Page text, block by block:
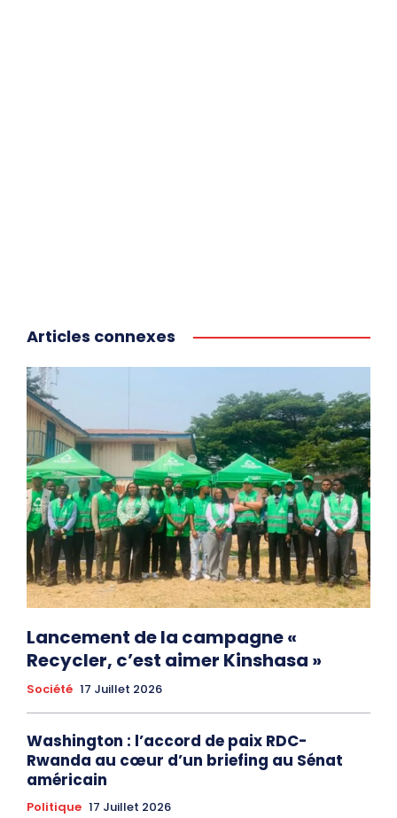
Articles connexes
Lancement de la campagne «
Recycler, c’est aimer Kinshasa »
Société 17 Juillet 2026
Washington : l’accord de paix RDC-
Rwanda au cœur d’un briefing au Sénat
américain
Politique 17 Juillet 2026